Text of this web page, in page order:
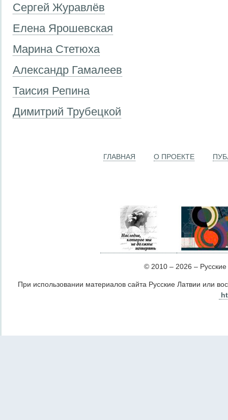
Сергей Журавлёв
Елена Ярошевская
Марина Стетюха
Александр Гамалеев
Таисия Репина
Димитрий Трубецкой
ГЛАВНАЯ О ПРОЕКТЕ
© 2010 – 2026 –
При использовании материалов сайта Русские Латвии или